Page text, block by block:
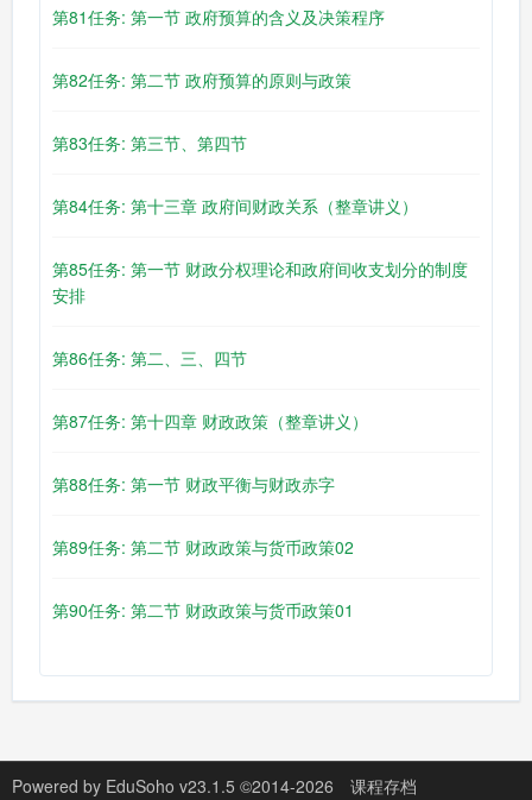
第81任务: 第一节 政府预算的含义及决策程序
第82任务: 第二节 政府预算的原则与政策
第83任务: 第三节、第四节
第84任务: 第十三章 政府间财政关系（整章讲义）
第85任务: 第一节 财政分权理论和政府间收支划分的制度
安排
第86任务: 第二、三、四节
第87任务: 第十四章 财政政策（整章讲义）
第88任务: 第一节 财政平衡与财政赤字
第89任务: 第二节 财政政策与货币政策02
第90任务: 第二节 财政政策与货币政策01
Powered by EduSoho v23.1.5 ©2014-2026 课程存档